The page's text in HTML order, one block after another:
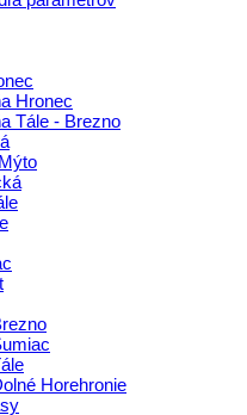
Hronec
Tále - Brezno
Horehronie